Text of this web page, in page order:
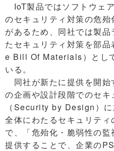
IoT製品ではソフトウェ
のセキュリティ対策の危
があるため、同社では製
たセキュリティ対策を部
e Bill Of Materials）とし
いる。
同社が新たに提供を開始
の企画や設計段階でのセ
（Security by Design）
全体にわたるセキュリテ
で、「危殆化・脆弱性の
提供することで、企業の